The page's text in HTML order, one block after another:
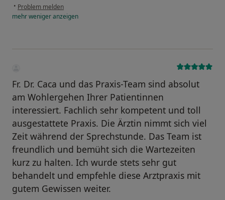
• Problem melden
mehrwenigeranzeigen
Fr. Dr. Caca und das Praxis-Team sind absolut
am Wohlergehen Ihrer Patientinnen
interessiert. Fachlich sehr kompetent und toll
ausgestattete Praxis. Die Ärztin nimmt sich viel
Zeit während der Sprechstunde. Das Team ist
freundlich und bemüht sich die Wartezeiten
kurz zu halten. Ich wurde stets sehr gut
behandelt und empfehle diese Arztpraxis mit
gutem Gewissen weiter.